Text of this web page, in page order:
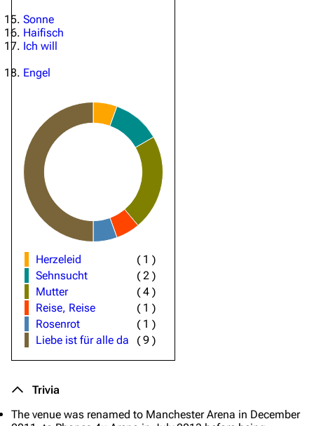
Sonne
Haifisch
Ich will
Engel
Herzeleid ( 1 )
Sehnsucht
(2 )
Mutter
(4 )
Reise, Reise
( 1 )
Rosenrot
( 1 )
Liebe ist für alle da
(9 )
Trivia
The venue was renamed to Manchester Arena in December